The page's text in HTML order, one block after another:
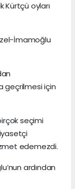
Kürtçü oyları
İmamoğlu
geçrilmesi için
seçimi
edemezdi.
ardından